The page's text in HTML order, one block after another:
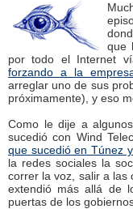
que
por todo el Internet
forzando a la
arreglar uno de sus
próximamente), y eso
Como le dije a
sucedió con Wind
que sucedió en Túnez
la redes sociales la
correr la voz, salir a las
extendió más allá de
puertas de los